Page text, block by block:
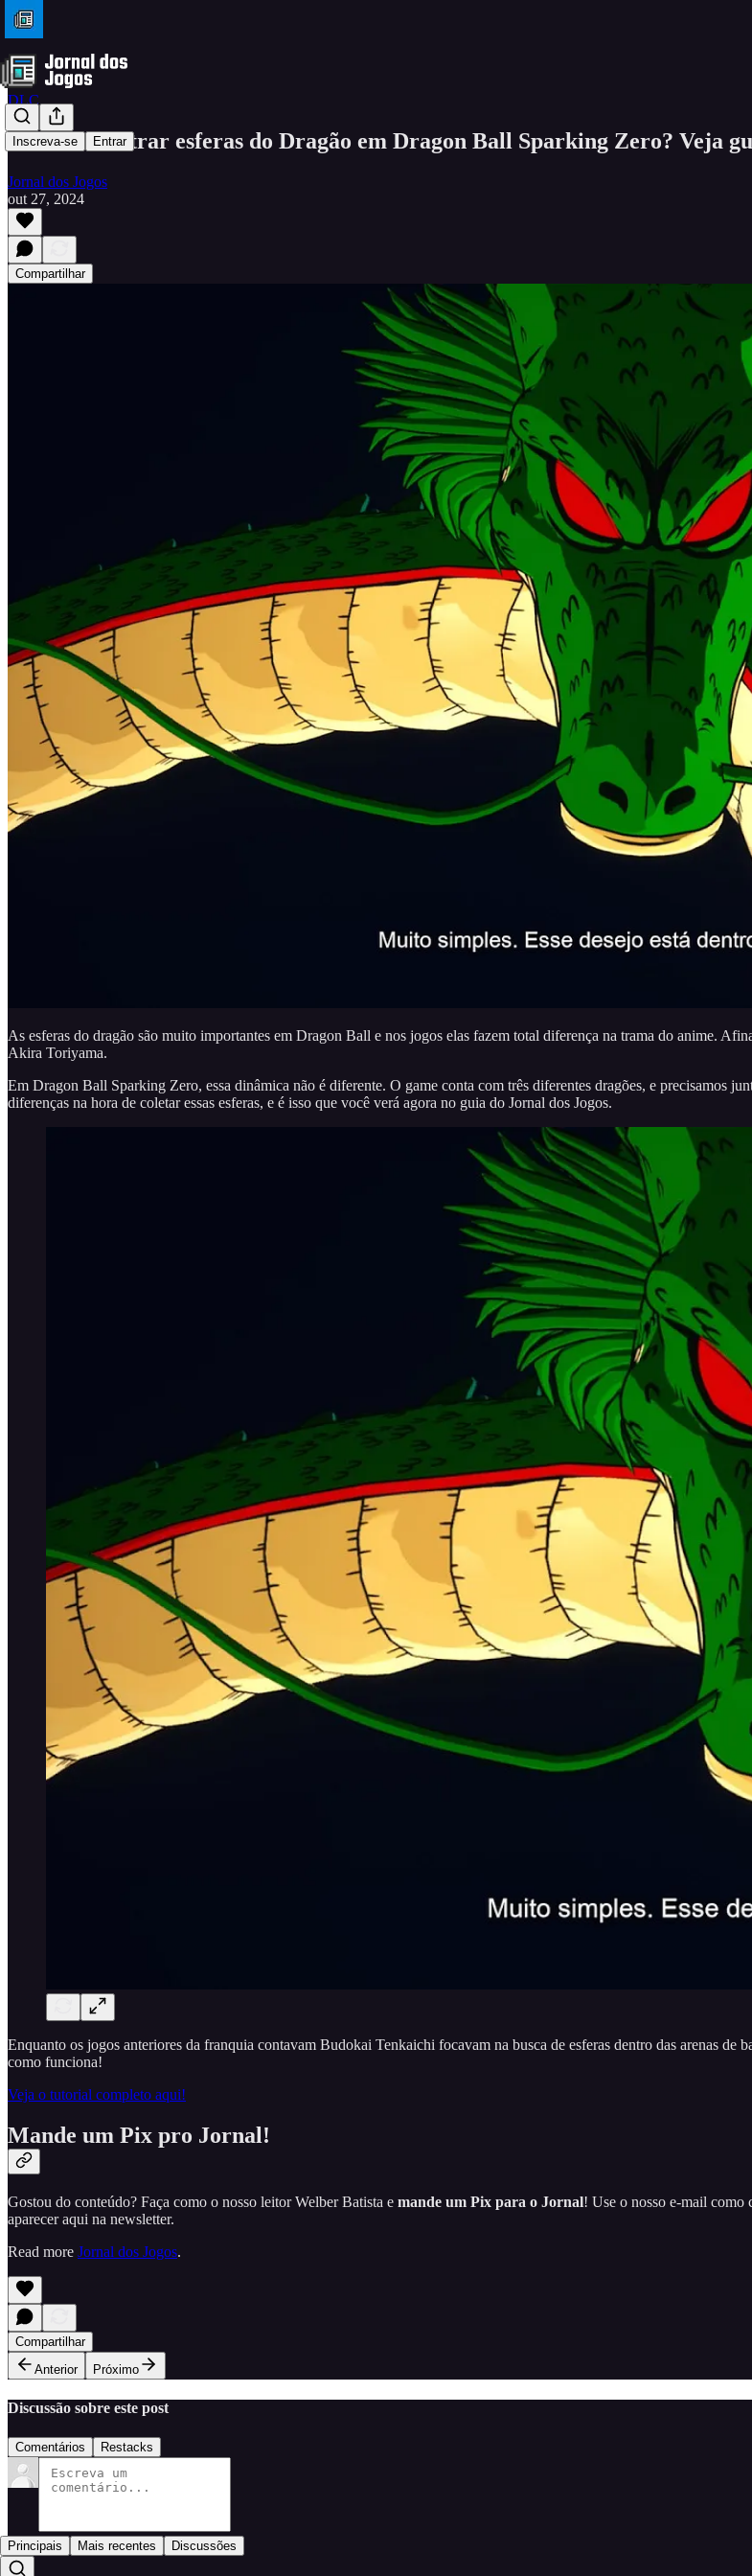
Inscreva-se Entrar
DLC
Como encontrar esferas do Dragão em Dragon Ball Sparking Zero? Veja
Jornal dos Jogos
out 27, 2024
Compartilhar
As esferas do dragão são muito importantes em Dragon Ball e nos jogos elas fazem total diferença na trama do anime.
Akira Toriyama.
Em Dragon Ball Sparking Zero, essa dinâmica não é diferente. O game conta com três diferentes dragões, e precisamos
diferenças na hora de coletar essas esferas, e é isso que você verá agora no guia do Jornal dos Jogos.
Enquanto os jogos anteriores da franquia contavam Budokai Tenkaichi focavam na busca de esferas dentro das arenas
como funciona!
Veja o tutorial completo aqui!
Mande um Pix pro Jornal!
Gostou do conteúdo? Faça como o nosso leitor Welber Batista e mande um Pix para o Jornal! Use o nosso e-mail como
aparecer aqui na newsletter.
Read more Jornal dos Jogos.
Compartilhar
Anterior
Próximo
Discussão sobre este post
Comentários Restacks
Principais Mais recentes Discussões